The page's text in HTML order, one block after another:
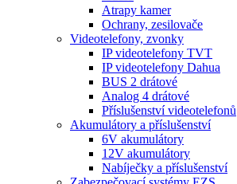
Atrapy kamer
Ochrany, zesilovače
Videotelefony, zvonky
IP videotelefony TVT
IP videotelefony Dahua
BUS 2 drátové
Analog 4 drátové
Příslušenství videotelefonů
Akumulátory a příslušenství
6V akumulátory
12V akumulátory
Nabíječky a příslušenství